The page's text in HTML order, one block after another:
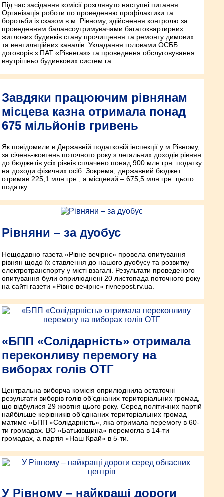
Під час засідання комісії розглянуто наступні питання:
Організація роботи по проведенню профілактики та
боротьби із сказом в м. Рівному, здійснення контролю за
проведенням балансоутримувачами багатоквартирних
житлових будинків стану прочищення та ремонту димових
та вентиляційних каналів. Укладання головами ОСББ
договорів з ПАТ «Рівнегаз» та проведення обслуговування
внутрішньо будинкових систем га
Завдяки працюючим рівнянам
місцева казна отримала понад
675 мільйонів гривень
Як повідомили в Державній податковій інспекції у м.Рівному,
за січень-жовтень поточного року з легальних доходів рівнян
до бюджетів усіх рівнів сплачено понад 900 млн.грн. податку
на доходи фізичних осіб. Зокрема, державний бюджет
отримав 225,1 млн.грн., а місцевий – 675,5 млн.грн. цього
податку.
Рівняни – за дуобус
Нещодавно газета «Рівне вечірнє» провела опитування
рівнян щодо їх ставлення до нашого дуобусу та розвитку
електротранспорту у місті взагалі. Результати проведеного
опитування були оприлюднені 20 листопада поточного року
на сайті газети «Рівне вечірнє» rivnepost.rv.ua.
«БПП «Солідарність» отримала
переконливу перемогу на
виборах голів ОТГ
Центральна виборча комісія оприлюднила остаточні
результати виборів голів об’єднаних територіальних громад,
що відбулися 29 жовтня цього року. Серед політичних партій
найбільше керівників об’єднаних територіальних громад
матиме «БПП «Солідарність», яка отримала перемогу в 60-
ти громадах. ВО «Батьківщина» перемогла в 14-ти
громадах, а партія «Наш Край» в 5-ти.
У Рівному – найкращі дороги